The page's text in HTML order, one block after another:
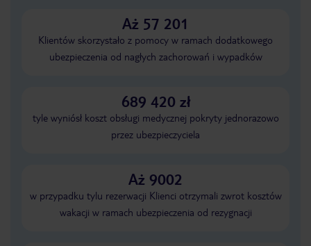
Aż 57 201
Klientów skorzystało z pomocy w ramach dodatkowego
ubezpieczenia od nagłych zachorowań i wypadków
689 420 zł
tyle wyniósł koszt obsługi medycznej pokryty jednorazowo
przez ubezpieczyciela
Aż 9002
w przypadku tylu rezerwacji Klienci otrzymali zwrot kosztów
wakacji w ramach ubezpieczenia od rezygnacji